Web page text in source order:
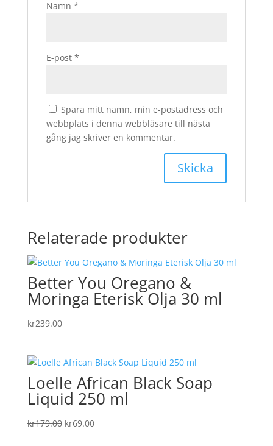
Namn *
E-post *
Spara mitt namn, min e-postadress och
webbplats i denna webbläsare till nästa
gång jag skriver en kommentar.
Relaterade produkter
Better You Oregano &
Moringa Eterisk Olja 30 ml
kr239.00
Loelle African Black Soap
Liquid 250 ml
kr179.00 Det
kr69.00Det